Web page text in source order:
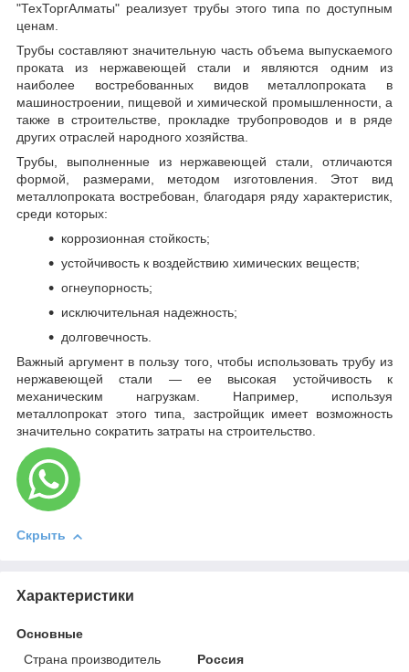
"ТехТоргАлматы" реализует трубы этого типа по доступным
ценам.
Трубы составляют значительную часть объема выпускаемого
проката из нержавеющей стали и являются одним из
наиболее востребованных видов металлопроката в
машиностроении, пищевой и химической промышленности, а
также в строительстве, прокладке трубопроводов и в ряде
других отраслей народного хозяйства.
Трубы, выполненные из нержавеющей стали, отличаются
формой, размерами, методом изготовления. Этот вид
металлопроката востребован, благодаря ряду характеристик,
среди которых:
коррозионная стойкость;
устойчивость к воздействию химических веществ;
огнеупорность;
исключительная надежность;
долговечность.
Важный аргумент в пользу того, чтобы использовать трубу из
нержавеющей стали — ее высокая устойчивость к
механическим нагрузкам. Например, используя
металлопрокат этого типа, застройщик имеет возможность
значительно сократить затраты на строительство.
Скрыть
Характеристики
Основные
Страна производитель
Россия